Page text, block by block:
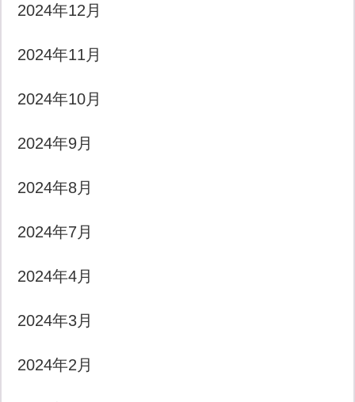
2024年12月
2024年11月
2024年10月
2024年9月
2024年8月
2024年7月
2024年4月
2024年3月
2024年2月